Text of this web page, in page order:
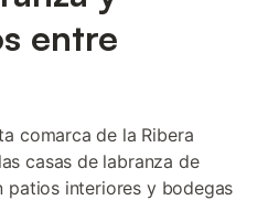
entre
comarca de la Ribera
casas de labranza de
interiores y bodegas